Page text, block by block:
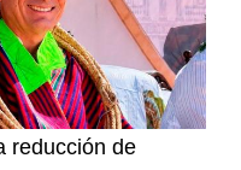
reducción de